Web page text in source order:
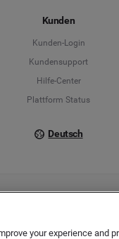
Kunden
Kunden-Login
Kundensupport
Hilfe-Center
Plattform Status
Deutsch
Identifikationsnummer:
your experience and